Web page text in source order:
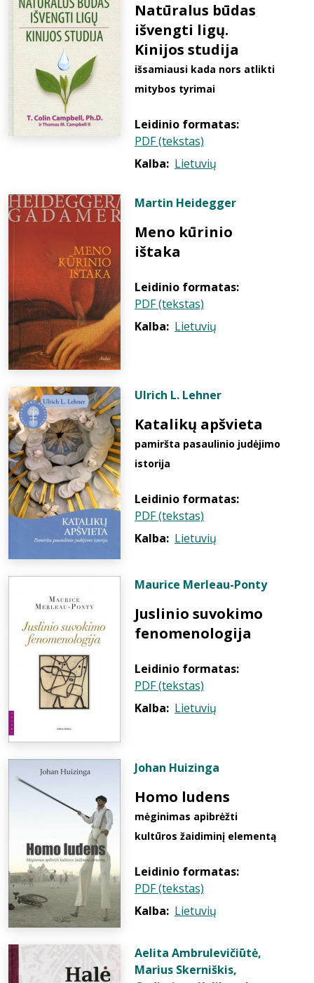
Natūralus būdas
išvengti ligų.
Kinijos studija
išsamiausi kada nors atlikti
mitybos tyrimai
Leidinio formatas:
PDF (tekstas)
Kalba: Lietuvių
Martin Heidegger
Meno kūrinio
ištaka
Leidinio formatas:
PDF (tekstas)
Kalba: Lietuvių
Ulrich L. Lehner
Katalikų apšvieta
pamiršta pasaulinio judėjimo
istorija
Leidinio formatas:
PDF (tekstas)
Kalba: Lietuvių
Maurice Merleau-Ponty
Juslinio suvokimo
fenomenologija
Leidinio formatas:
PDF (tekstas)
Kalba: Lietuvių
Johan Huizinga
Homo ludens
mėginimas apibrėžti
kultūros žaidiminį elementą
Leidinio formatas:
PDF (tekstas)
Kalba: Lietuvių
Aelita Ambrulevičiūtė,
Marius Skerniškis,